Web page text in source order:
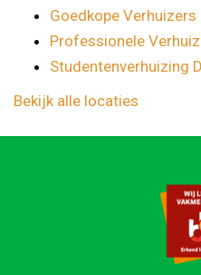
Goedkope Verhuizers
Professionele
Studentenverhuizing
Bekijk alle locaties